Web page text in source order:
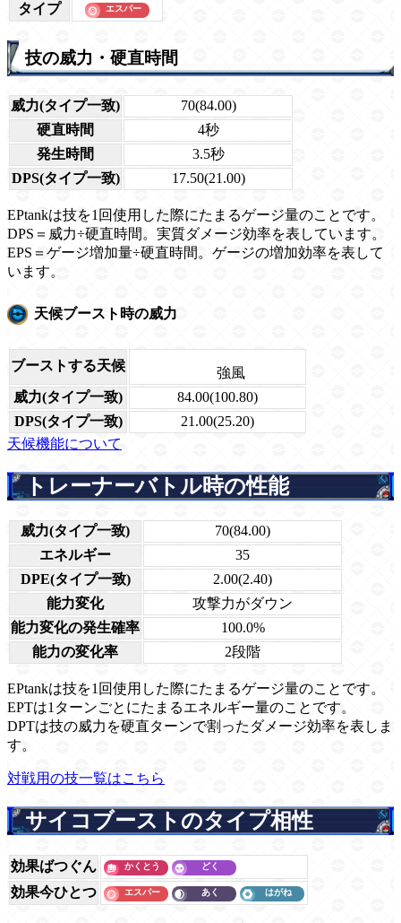
タイプ
技の威力・硬直時間
威力(タイプ一致)
70(84.00)
硬直時間
4秒
発生時間
3.5秒
DPS(タイプ一致)
17.50(21.00)
EPtankは技を1回使用した際にたまるゲージ量のことです。
DPS＝威力÷硬直時間。実質ダメージ効率を表しています。
EPS＝ゲージ増加量÷硬直時間。ゲージの増加効率を表して
います。
天候ブースト時の威力
ブーストする天候
強風
威力(タイプ一致)
84.00(100.80)
DPS(タイプ一致)
21.00(25.20)
天候機能について
トレーナーバトル時の性能
威力(タイプ一致)
70(84.00)
エネルギー
35
DPE(タイプ一致)
2.00(2.40)
能力変化
攻撃力がダウン
能力変化の発生確率
100.0%
能力の変化率
2段階
EPtankは技を1回使用した際にたまるゲージ量のことです。
EPTは1ターンごとにたまるエネルギー量のことです。
DPTは技の威力を硬直ターンで割ったダメージ効率を表しま
す。
対戦用の技一覧はこちら
サイコブーストのタイプ相性
効果ばつぐん
効果今ひとつ